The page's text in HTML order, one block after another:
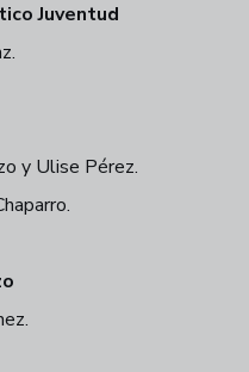
Juventud
y Ulise Pérez.